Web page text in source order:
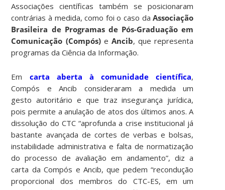
Associações científicas também se posicionaram
contrárias à medida, como foi o caso daAssociação
Brasileira de Programas de Pós-Graduação em
Comunicação (Compós)e Ancib, que representa
programas da Ciência da Informação.
Em carta aberta à comunidade científica,
Compós e Ancib consideraram a medida um
gesto autoritário e que traz insegurança jurídica,
pois permite a anulação de atos dos últimos anos. A
dissolução do CTC “aprofunda a crise institucional já
bastante avançada de cortes de verbas e bolsas,
instabilidade administrativa e falta de normatização
do processo de avaliação em andamento”, diz a
carta da Compós e Ancib, que pedem “recondução
proporcional dos membros do CTC-ES, em um